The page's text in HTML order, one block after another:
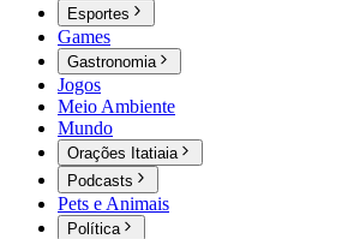
Esportes
Games
Gastronomia
Jogos
Meio Ambiente
Mundo
Orações Itatiaia
Podcasts
Pets e Animais
Política